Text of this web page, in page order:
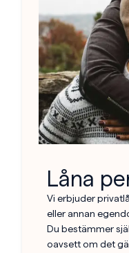
Låna
Vi erbjuder
eller annan
Du bestämmer
oavsett om det